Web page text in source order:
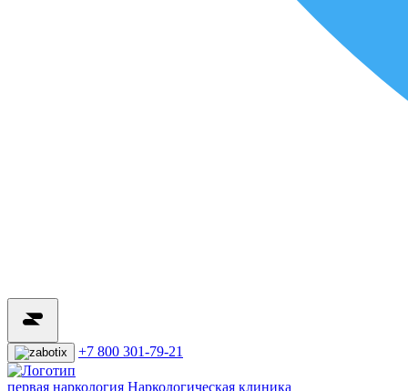
+7 800 301-79-21
первая наркология Наркологическая клиника